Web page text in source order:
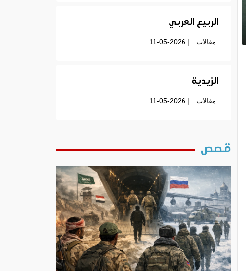
الربيع العربي
مقالات | 11-05-2026
الزيدية
مقالات | 11-05-2026
قصص